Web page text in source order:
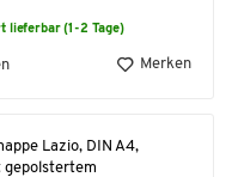
lieferbar (1-2 Tage)
Merken
Lazio, DIN A4,
gepolstertem